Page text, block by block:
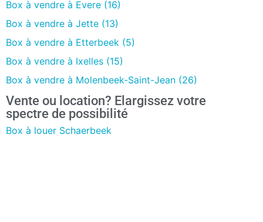
Box à vendre à Evere (16)
Box à vendre à Jette (13)
Box à vendre à Etterbeek (5)
Box à vendre à Ixelles (15)
Box à vendre à Molenbeek-Saint-Jean (26)
Vente ou location? Elargissez votre
spectre de possibilité
Box à louer Schaerbeek